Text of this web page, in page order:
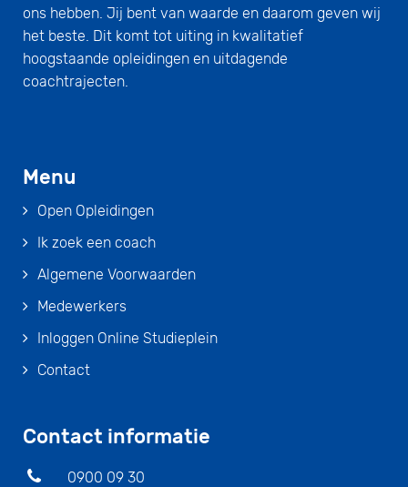
ons hebben. Jij bent van waarde en daarom geven wij
het beste. Dit komt tot uiting in kwalitatief
hoogstaande opleidingen en uitdagende
coachtrajecten.
Menu
Open Opleidingen
Ik zoek een coach
Algemene Voorwaarden
Medewerkers
Inloggen Online Studieplein
Contact
Contact informatie
0900 09 30